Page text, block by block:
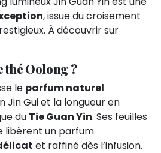
, issue du croisement
À découvrir sur
thé Oolong ?
le parfum naturel
Jin Gui et la longueur en
du Tie Guan Yin. Ses feuilles
libèrent un parfum
et raffiné dès l’infusion.